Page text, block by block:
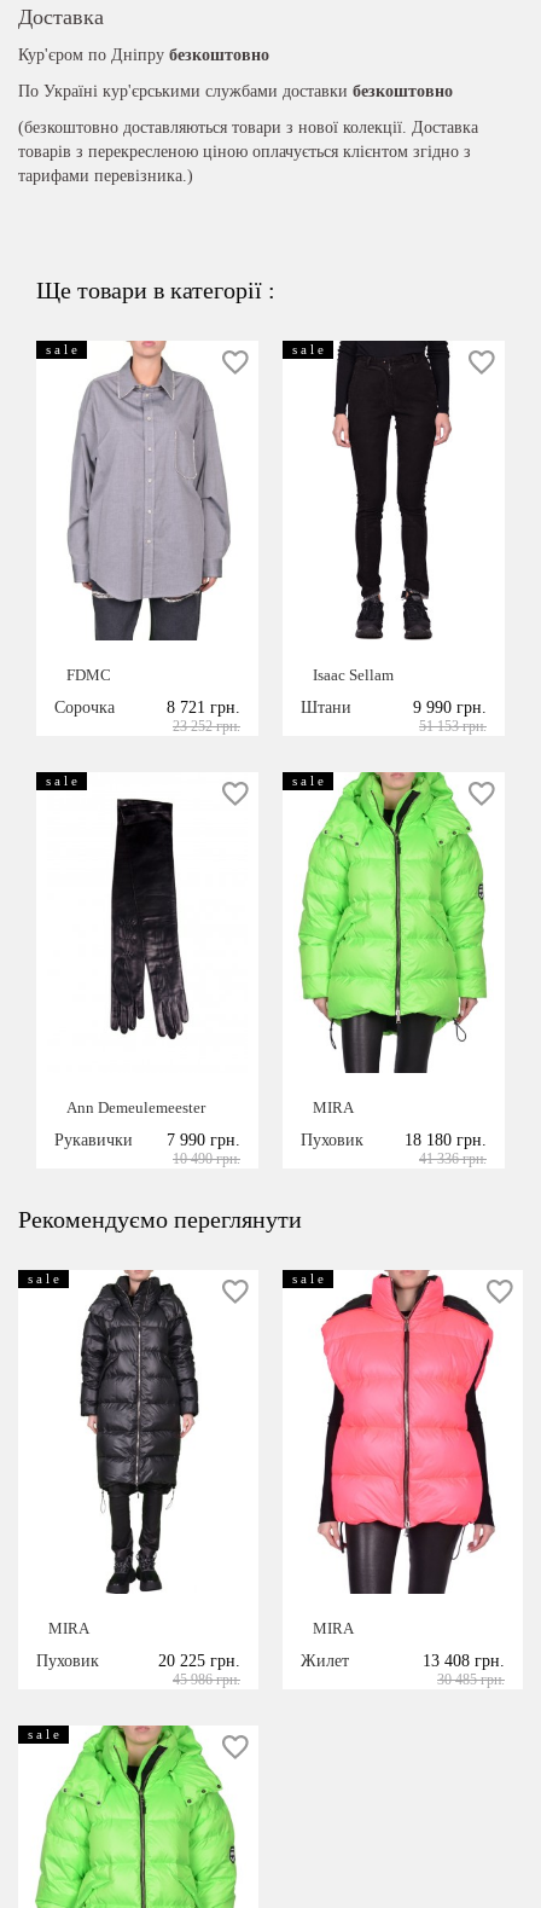
Доставка
Кур'єром по Дніпру безкоштовно
По Україні кур'єрськими службами доставки безкоштовно
(безкоштовно доставляються товари з нової колекції. Доставка
товарів з перекресленою ціною оплачується клієнтом згідно з
тарифами перевізника.)
Ще товари в категорії :
s a l e
FDMC
Сорочка
8 721 грн.
23 252 грн.
s a l e
Isaac Sellam
Штани
9 990 грн.
51 153 грн.
s a l e
Ann Demeulemeester
Рукавички
7 990 грн.
10 490 грн.
s a l e
MIRA
Пуховик
18 180 грн.
41 336 грн.
Рекомендуємо переглянути
s a l e
MIRA
Пуховик
20 225 грн.
45 986 грн.
s a l e
MIRA
Жилет
13 408 грн.
30 485 грн.
s a l e